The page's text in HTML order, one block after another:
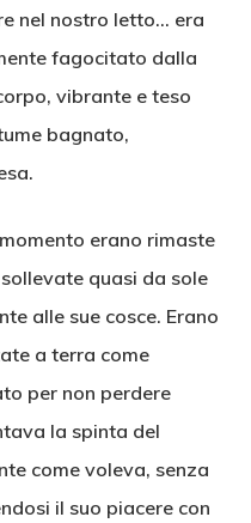
nel nostro letto… era
fagocitato dalla
vibrante e teso
bagnato,
erano rimaste
quasi da sole
alle sue cosce. Erano
a terra come
per non perdere
la spinta del
come voleva, senza
il suo piacere con